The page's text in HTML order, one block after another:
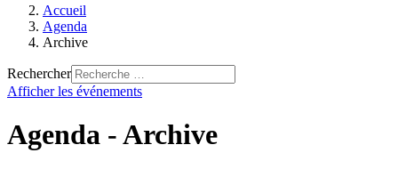
Accueil
Agenda
Archive
Rechercher
Afficher les événements
Agenda - Archive